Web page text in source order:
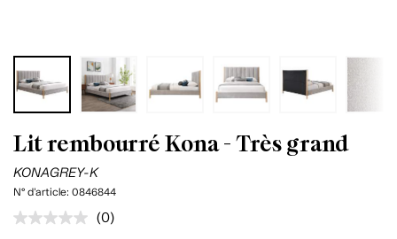
Lit rembourré Kona - Très grand
KONAGREY-K
N° d'article: 0846844
Aucune
(0)